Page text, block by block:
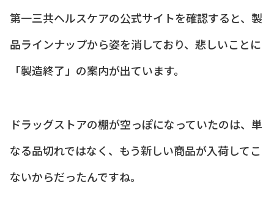
第一三共ヘルスケアの公式サイトを確認すると、製
品ラインナップから姿を消しており、悲しいことに
「製造終了」の案内が出ています。
ドラッグストアの棚が空っぽになっていたのは、単
なる品切れではなく、もう新しい商品が入荷してこ
ないからだったんですね。